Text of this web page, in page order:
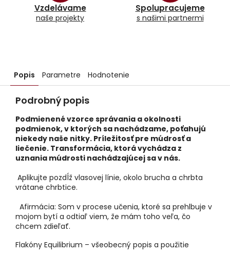
Vzdelávame
naše projekty
Spolupracujeme
s našimi partnermi
Popis Parametre Hodnotenie
Podrobný popis
Podmienené vzorce správania a okolnosti
podmienok, v ktorých sa nachádzame, poťahujú
niekedy naše nitky. Príležitosť pre múdrosť a
liečenie. Transformácia, ktorá vychádza z
uznania múdrosti nachádzajúcej sa v nás.
Aplikujte pozdĺž vlasovej línie, okolo brucha a chrbta
vrátane chrbtice.
Afirmácia: Som v procese učenia, ktoré sa prehlbuje v
mojom bytí a odtiaľ viem, že mám toho veľa, čo
chcem zdieľať.
Flakóny Equilibrium – všeobecný popis a použitie